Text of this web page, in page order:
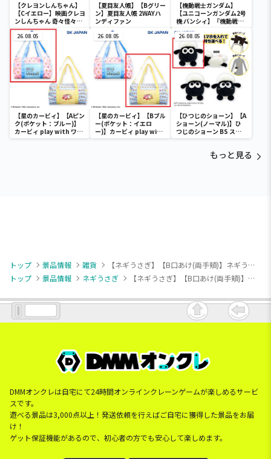
【クレヨンしんちゃん】
【Cイエロー】映画クレヨ
ンしんちゃん 奇々怪々！
オラの妖怪バケ～ション
フルカラータンブラー
【夏目友人帳】【Bグリー
ン】夏目友人帳 2WAYハ
ンディファン
【機動戦士ガンダム】
【ユニコーンガンダム2号
機 バンシィ】『機動戦士
ガンダムUC』 胸像センサ
ーライト-ユニコーンガン
ダム2号機 バンシィ（デ
ストロイモード）-
26.08.05
【星のカービィ】【Aピン
ク(ポケット：ブルー)】
カービィ play with ワド
ルディ ボストンバッグ
26.08.05
【星のカービィ】【Bブル
ー(ポケット：イエロ
ー)】カービィ play with
ワドルディ ボストンバッ
26.08.05
【ひつじのショーン】【A
ショーン(ノーマル)】ひ
つじのショーン BS スマ
ホショーンルダー
もっと見る
トップ 景品情報 雑貨
【ネギうさぎ】【B口あけ(両手頬)】ネギうさぎ プリン型ぬいぐるみポーチ
トップ
景品情報 ネギうさぎ 【ネギうさぎ】【B口あけ(両手頬)】ネギうさぎ プリン型ぬいぐるみポーチ
DMMオンクレは自宅にて24時間オンラインクレーンゲームが楽しめるサービ
スです。
遊べる景品は3,000点以上！発送依頼を行えばご自宅に獲得した景品をお届
け！
ゲット保証機能があるので、初心者の方でも安心して楽しめます。